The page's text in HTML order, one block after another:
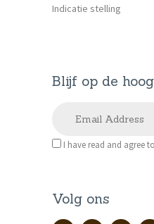
Indicatie stelling
Blijf op de
I have read and agree
Volg ons